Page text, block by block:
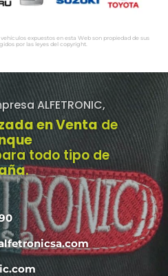
expuestos en esta Web son propiedad de sus
por las leyes del copyright.
ALFETRONIC,
en Venta de
todo tipo de
.